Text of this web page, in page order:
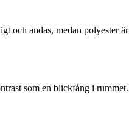
och andas, medan
som en blickfång i